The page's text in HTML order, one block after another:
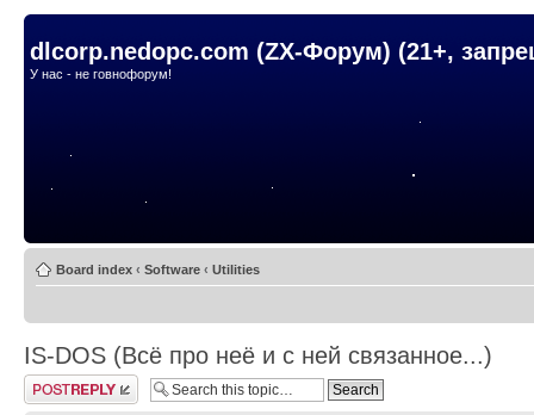
dlcorp.nedopc.com (ZX-Форум) (21+,
У нас - не говнофорум!
Board index ‹ Software ‹ Utilities
IS-DOS (Всё про неё и с ней связанное...)
Post a reply